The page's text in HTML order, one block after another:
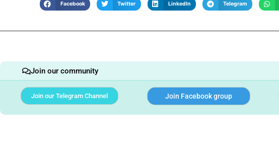
Facebook Twitter LinkedIn Telegram
Join our community
Join our Telegram Channel Join Facebook group